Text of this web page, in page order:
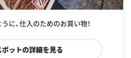
に、仕入のためのお買い物！
ポットの詳細を見る